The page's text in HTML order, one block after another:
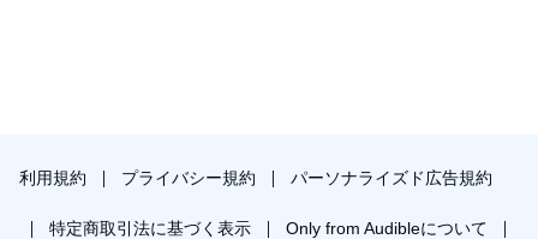
利用規約 プライバシー規約 パーソナライズド広告規約
特定商取引法に基づく表示 Only from Audibleについて